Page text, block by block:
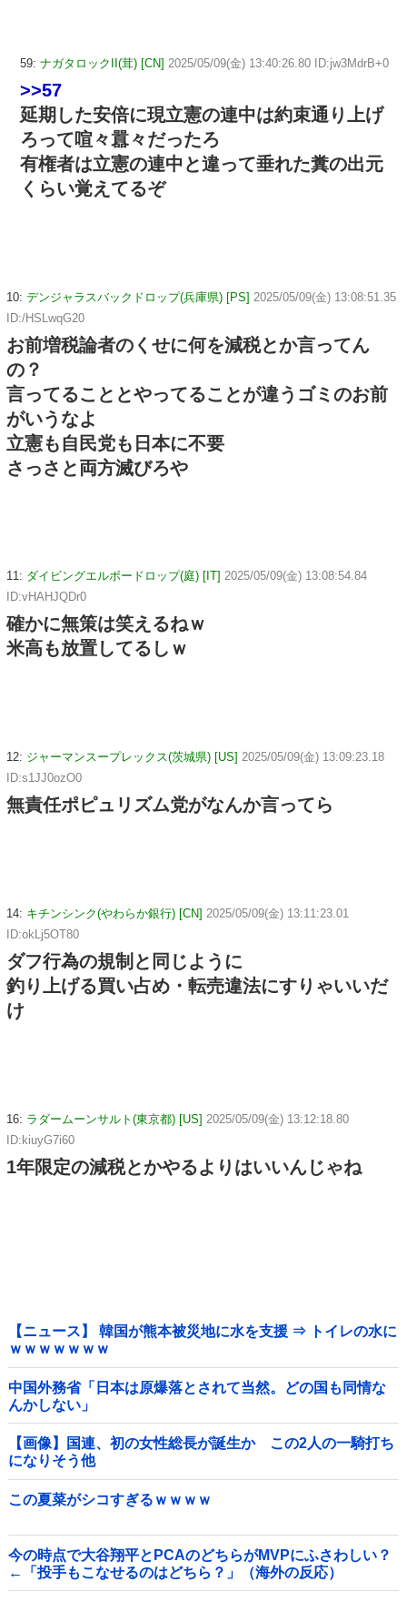
59: ナガタロックII(茸) [CN] 2025/05/09(金) 13:40:26.80 ID:jw3MdrB+0
>>57
延期した安倍に現立憲の連中は約束通り上げ
ろって喧々囂々だったろ
有権者は立憲の連中と違って垂れた糞の出元
くらい覚えてるぞ
10: デンジャラスバックドロップ(兵庫県) [PS] 2025/05/09(金) 13:08:51.35
ID:/HSLwqG20
お前増税論者のくせに何を減税とか言ってん
の？
言ってることとやってることが違うゴミのお前
がいうなよ
立憲も自民党も日本に不要
さっさと両方滅びろや
11: ダイビングエルボードロップ(庭) [IT] 2025/05/09(金) 13:08:54.84
ID:vHAHJQDr0
確かに無策は笑えるねｗ
米高も放置してるしｗ
12: ジャーマンスープレックス(茨城県) [US] 2025/05/09(金) 13:09:23.18
ID:s1JJ0ozO0
無責任ポピュリズム党がなんか言ってら
14: キチンシンク(やわらか銀行) [CN] 2025/05/09(金) 13:11:23.01
ID:okLj5OT80
ダフ行為の規制と同じように
釣り上げる買い占め・転売違法にすりゃいいだ
け
16: ラダームーンサルト(東京都) [US] 2025/05/09(金) 13:12:18.80
ID:kiuyG7i60
1年限定の減税とかやるよりはいいんじゃね
【ニュース】 韓国が熊本被災地に水を支援 ⇒ トイレの水に
ｗｗｗｗｗｗｗ
中国外務省「日本は原爆落とされて当然。どの国も同情な
んかしない」
【画像】国連、初の女性総長が誕生か この2人の一騎打ち
になりそう他
この夏菜がシコすぎるｗｗｗｗ
今の時点で大谷翔平とPCAのどちらがMVPにふさわしい？
←「投手もこなせるのはどちら？」（海外の反応）